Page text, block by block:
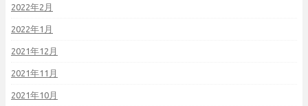
2022年2月
2022年1月
2021年12月
2021年11月
2021年10月